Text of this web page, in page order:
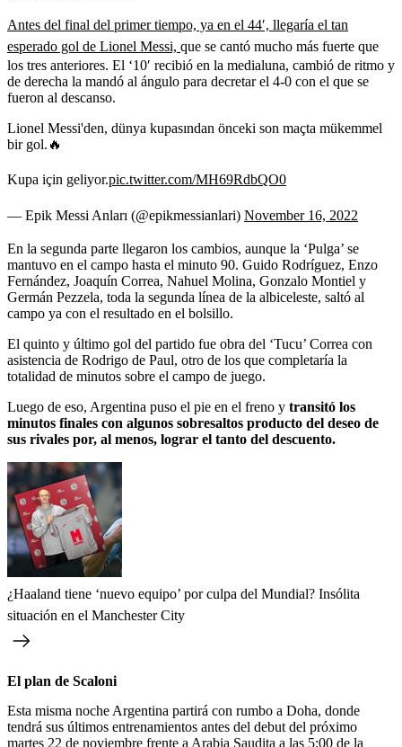
Antes del final del primer tiempo, ya en el 44′, llegaría el tan
esperado gol de Lionel Messi, que se cantó mucho más fuerte que
los tres anteriores. El ‘10′ recibió en la medialuna, cambió de ritmo y
de derecha la mandó al ángulo para decretar el 4-0 con el que se
fueron al descanso.
Lionel Messi'den, dünya kupasından önceki son maçta mükemmel
bir gol.🔥
Kupa için geliyor.pic.twitter.com/MH69RdbQO0
— Epik Messi Anları (@epikmessianlari) November 16, 2022
En la segunda parte llegaron los cambios, aunque la ‘Pulga’ se
mantuvo en el campo hasta el minuto 90. Guido Rodríguez, Enzo
Fernández, Joaquín Correa, Nahuel Molina, Gonzalo Montiel y
Germán Pezzela, toda la segunda línea de la albiceleste, saltó al
campo ya con el resultado en el bolsillo.
El quinto y último gol del partido fue obra del ‘Tucu’ Correa con
asistencia de Rodrigo de Paul, otro de los que completaría la
totalidad de minutos sobre el campo de juego.
Luego de eso, Argentina puso el pie en el freno y transitó los
minutos finales con algunos sobresaltos producto del deseo de
sus rivales por, al menos, lograr el tanto del descuento.
¿Haaland tiene ‘nuevo equipo’ por culpa del Mundial? Insólita
situación en el Manchester City
El plan de Scaloni
Esta misma noche Argentina partirá con rumbo a Doha, donde
tendrá sus últimos entrenamientos antes del debut del próximo
martes 22 de noviembre frente a Arabia Saudita a las 5:00 de la